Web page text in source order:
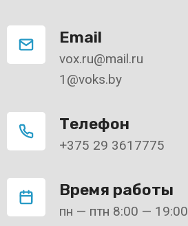
Email
vox.ru@mail.ru
1@voks.by
Телефон
+375 29 3617775
Время работы
пн — птн 8:00 — 19:00